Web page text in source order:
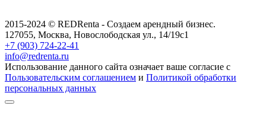
2015-2024 © REDRenta - Создаем арендный бизнес.
127055, Москва, Новослободская ул., 14/19с1
+7 (903) 724-22-41
info@redrenta.ru
Использование данного сайта означает ваше согласие с
Пользовательским соглашением и Политикой обработки
персональных данных